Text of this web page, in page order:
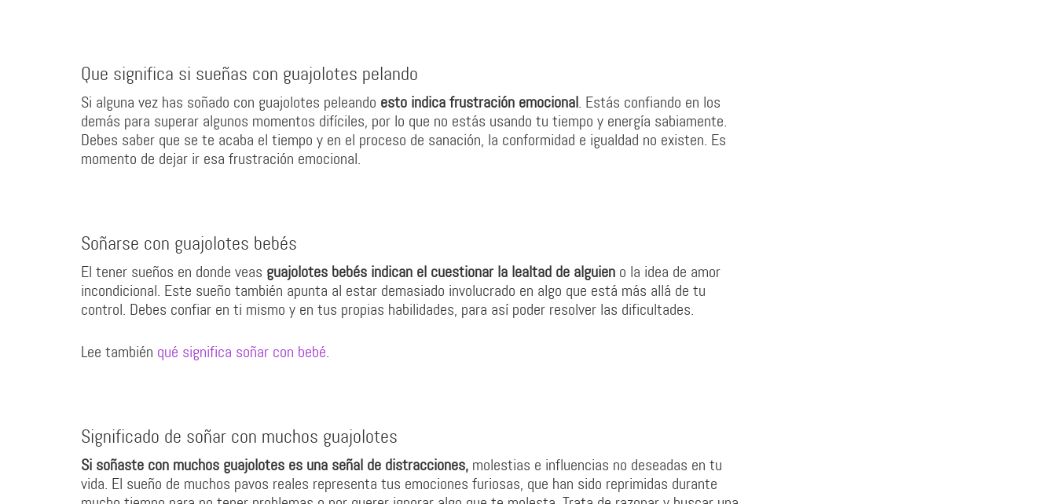
Que significa si sueñas con guajolotes pelando
Si alguna vez has soñado con guajolotes peleando esto indica frustración emocional. Estás confiando en los
demás para superar algunos momentos difíciles, por lo que no estás usando tu tiempo y energía sabiamente.
Debes saber que se te acaba el tiempo y en el proceso de sanación, la conformidad e igualdad no existen. Es
momento de dejar ir esa frustración emocional.
Soñarse con guajolotes bebés
El tener sueños en donde veas guajolotes bebés indican el cuestionar la lealtad de alguien o la idea de amor
incondicional. Este sueño también apunta al estar demasiado involucrado en algo que está más allá de tu
control. Debes confiar en ti mismo y en tus propias habilidades, para así poder resolver las dificultades.
Lee también qué significa soñar con bebé.
Significado de soñar con muchos guajolotes
Si soñaste con muchos guajolotes es una señal de distracciones, molestias e influencias no deseadas en tu
vida. El sueño de muchos pavos reales representa tus emociones furiosas, que han sido reprimidas durante